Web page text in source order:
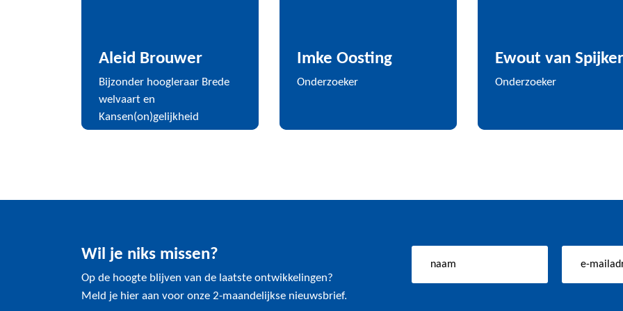
Aleid Brouwer
Bijzonder hoogleraar Brede
welvaart en
Kansen(on)gelijkheid
Imke Oosting
Onderzoeker
Ewout van Spijker
Onderzoeker
Wil je niks missen?
Op de hoogte blijven van de laatste ontwikkelingen?
Meld je hier aan voor onze 2-maandelijkse nieuwsbrief.